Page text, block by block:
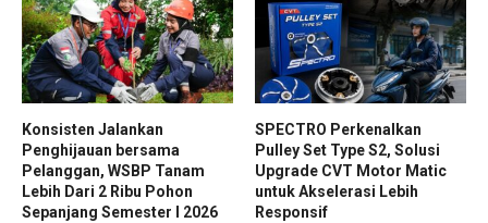
Konsisten Jalankan
Penghijauan bersama
Pelanggan, WSBP Tanam
Lebih Dari 2 Ribu Pohon
Sepanjang Semester I 2026
SPECTRO Perkenalkan
Pulley Set Type S2, Solusi
Upgrade CVT Motor Matic
untuk Akselerasi Lebih
Responsif